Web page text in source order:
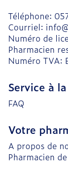
Téléphone:
Courriel:
Numéro de
Pharmacien
Numéro TVA:
Service à
FAQ
Votre
A propos de
Pharmacien